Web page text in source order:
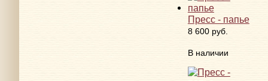
Пресс - папье
8 600 руб.
В наличии